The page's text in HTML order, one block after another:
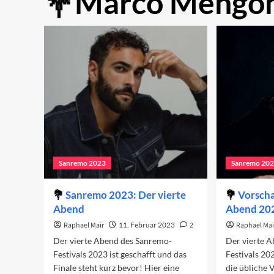
Sanremo 2023
Sanremo 2023: Der vierte
Abend
Raphael Mair 11. Februar 2023
2
Der vierte Abend des Sanremo-
Festivals 2023 ist geschafft und das
Finale steht kurz bevor! Hier eine
Sanremo
Abend
Raphael
Der vierte
Festivals
die übliche